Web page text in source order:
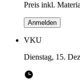
Preis inkl.
Anmelden
VKU
Dienstag, 15.